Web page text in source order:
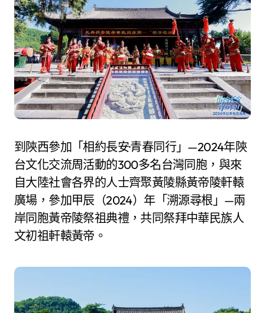
到陝西參加「相約長安·青春同行」—2024年陝
台文化交流周活動的300多名台灣同胞，與來
自大陸社會各界的人士齊聚黃陵縣黃帝陵軒轅
廣場，參加甲辰（2024）年「溯源尋根」—兩
岸同胞黃帝陵祭祖典禮，共同祭拜中華民族人
文初祖軒轅黃帝。